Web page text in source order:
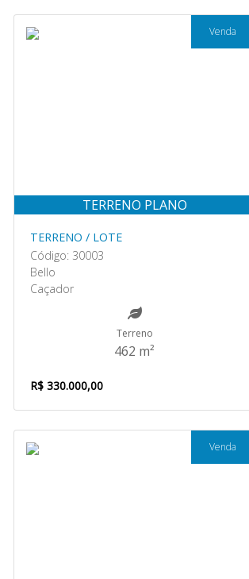
Venda
TERRENO PLANO
TERRENO / LOTE
Código: 30003
Bello
Caçador
Terreno
462 m²
R$ 330.000,00
Venda